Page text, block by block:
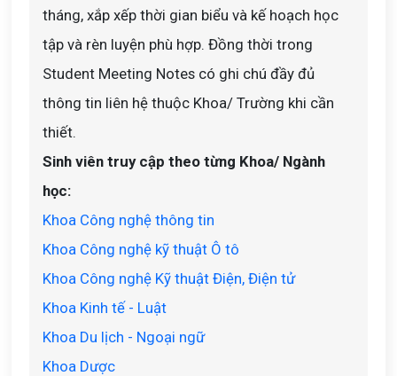
tháng, xắp xếp thời gian biểu và kế hoạch học
tập và rèn luyện phù hợp. Đồng thời trong
Student Meeting Notes có ghi chú đầy đủ
thông tin liên hệ thuộc Khoa/ Trường khi cần
thiết.
Sinh viên truy cập theo từng Khoa/ Ngành
học:
Khoa Công nghệ thông tin
Khoa Công nghệ kỹ thuật Ô tô
Khoa Công nghệ Kỹ thuật Điện, Điện tử
Khoa Kinh tế - Luật
Khoa Du lịch - Ngoại ngữ
Khoa Dược